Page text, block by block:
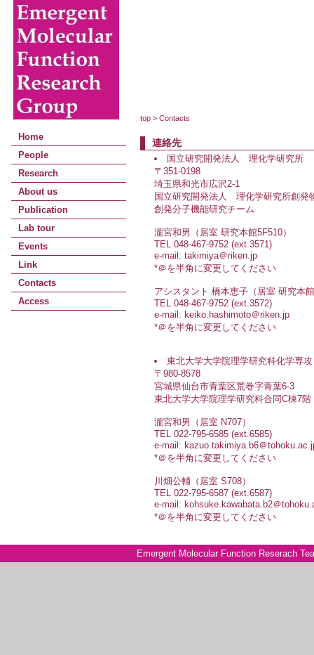
top > Contacts
連絡先
国立研究開発法人 理化学研究所
〒351-0198
埼玉県和光市広沢2-1
国立研究開発法人 理化学研究所創発
創発分子機能研究チーム
瀧宮和男（居室 研究本館5F510）
TEL 048-467-9752 (ext.3571)
e-mail: takimiya＠riken.jp
*＠を半角に変更してください
アシスタント 橋本恵子（居室 研究本
TEL 048-467-9752 (ext.3572)
e-mail: keiko.hashimoto＠riken.jp
*＠を半角に変更してください
東北大学大学院理学研究科化学専
〒980-8578
宮城県仙台市青葉区荒巻字青葉6-3
東北大学大学院理学研究科合同C棟7階
瀧宮和男（居室 N707）
TEL 022-795-6585 (ext.6585)
e-mail: kazuo.takimiya.b6＠
*＠を半角に変更してください
川畑公輔（居室 S708）
TEL 022-795-6587 (ext.6587)
e-mail: kohsuke.kawabata.b2＠
*＠を半角に変更してください
Home
People
Research
About us
Publication
Lab tour
Events
Link
Contacts
Access
Emergent Molecular Function Reserach